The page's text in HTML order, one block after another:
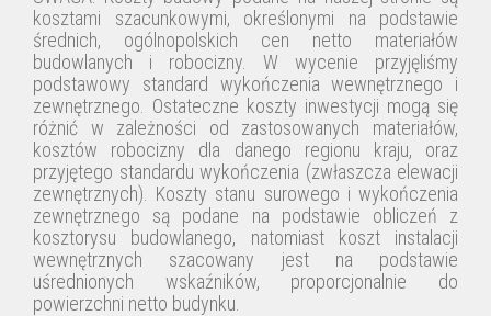
kosztami szacunkowymi, określonymi na podstawie
średnich, ogólnopolskich cen netto materiałów
budowlanych i robocizny. W wycenie przyjęliśmy
podstawowy standard wykończenia wewnętrznego i
zewnętrznego. Ostateczne koszty inwestycji mogą się
różnić w zależności od zastosowanych materiałów,
kosztów robocizny dla danego regionu kraju, oraz
przyjętego standardu wykończenia (zwłaszcza elewacji
zewnętrznych). Koszty stanu surowego i wykończenia
zewnętrznego są podane na podstawie obliczeń z
kosztorysu budowlanego, natomiast koszt instalacji
wewnętrznych szacowany jest na podstawie
uśrednionych wskaźników, proporcjonalnie do
powierzchni netto budynku.